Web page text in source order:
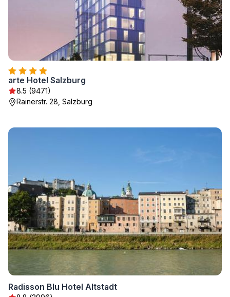
arte Hotel Salzburg
8.5 (9471)
Rainerstr. 28, Salzburg
Radisson Blu Hotel Altstadt